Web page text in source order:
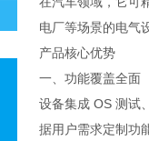
电厂等场景的电气
产品核心优势
一、功能覆盖全面
设备集成 OS 测试
据用户需求定制功